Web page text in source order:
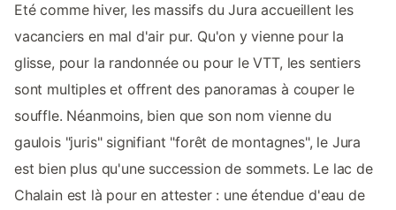
Eté comme hiver, les massifs du Jura accueillent les
vacanciers en mal d'air pur. Qu'on y vienne pour la
glisse, pour la randonnée ou pour le VTT, les sentiers
sont multiples et offrent des panoramas à couper le
souffle. Néanmoins, bien que son nom vienne du
gaulois "juris" signifiant "forêt de montagnes", le Jura
est bien plus qu'une succession de sommets. Le lac de
Chalain est là pour en attester : une étendue d'eau de